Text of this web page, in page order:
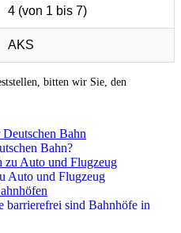
4 (von 1 bis 7)
AKS
bitten wir Sie, den
Bahn?
Auto und Flugzeug
barrierefrei sind Bahnhöfe in